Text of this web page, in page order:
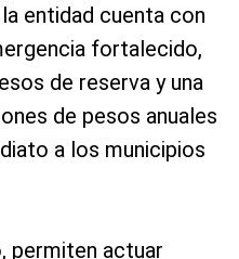
entidad cuenta con
fortalecido,
de reserva y una
de pesos anuales
a los municipios
permiten actuar